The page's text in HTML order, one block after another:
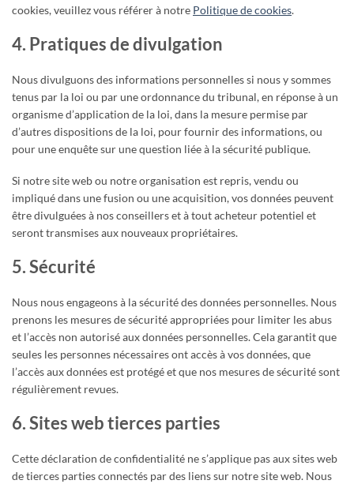
cookies, veuillez vous référer à notre Politique de cookies.
4. Pratiques de divulgation
Nous divulguons des informations personnelles si nous y sommes
tenus par la loi ou par une ordonnance du tribunal, en réponse à un
organisme d’application de la loi, dans la mesure permise par
d’autres dispositions de la loi, pour fournir des informations, ou
pour une enquête sur une question liée à la sécurité publique.
Si notre site web ou notre organisation est repris, vendu ou
impliqué dans une fusion ou une acquisition, vos données peuvent
être divulguées à nos conseillers et à tout acheteur potentiel et
seront transmises aux nouveaux propriétaires.
5. Sécurité
Nous nous engageons à la sécurité des données personnelles. Nous
prenons les mesures de sécurité appropriées pour limiter les abus
et l’accès non autorisé aux données personnelles. Cela garantit que
seules les personnes nécessaires ont accès à vos données, que
l’accès aux données est protégé et que nos mesures de sécurité sont
régulièrement revues.
6. Sites web tierces parties
Cette déclaration de confidentialité ne s’applique pas aux sites web
de tierces parties connectés par des liens sur notre site web. Nous